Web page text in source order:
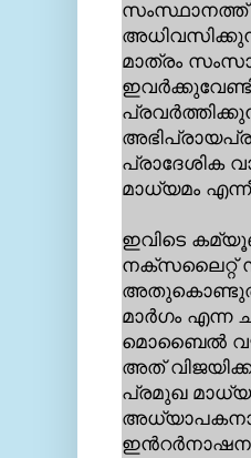
സംസ്ഥാനത്ത്
മാത്രം
പ്രാദേശിക
മാധ്യമം
ഇവിടെ
നക്സലൈറ്റ്
മാര്‍ഗം
മൊബൈല്‍ വഴി
അത്
പ്രമുഖ